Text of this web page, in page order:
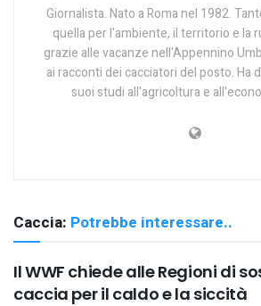
Giornalista. Nato a Roma nel 1982.
quella per l'ambiente, il territorio e la
grazie alle vacanze nell'Appennino
ai racconti dei cacciatori del posto. Ha
suoi studi all'agricoltura e
Caccia: Potrebbe interessare..
Il WWF chiede alle Regioni di
caccia per il caldo e la siccità